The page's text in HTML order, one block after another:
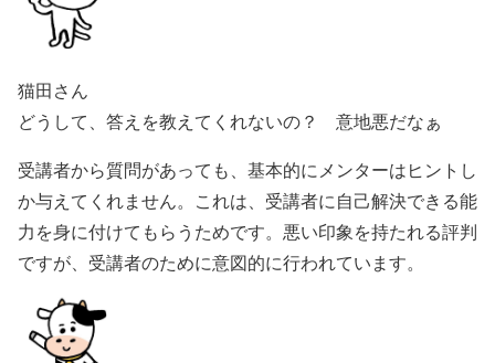
猫田さん
どうして、答えを教えてくれないの？ 意地悪だなぁ
受講者から質問があっても、基本的にメンターはヒントし
か与えてくれません。これは、受講者に自己解決できる能
力を身に付けてもらうためです。悪い印象を持たれる評判
ですが、受講者のために意図的に行われています。